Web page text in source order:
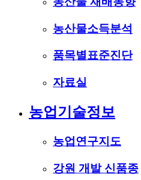
농산물소득분석
품목별표준진단
자료실
농업기술정보
농업연구지도
강원 개발 신품종